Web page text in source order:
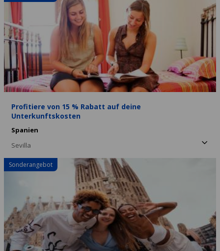
Profitiere von 15 % Rabatt auf deine
Unterkunftskosten
Spanien
Sevilla
Sonderangebot